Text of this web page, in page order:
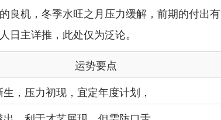
良机，冬季水旺之月压力缓解，前期的付出有
日主详推，此处仅为泛论。
运势要点
，压力初现，宜定年度计划，